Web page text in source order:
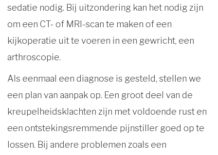
sedatie nodig. Bij uitzondering kan het nodig zijn
om een CT- of MRI-scan te maken of een
kijkoperatie uit te voeren in een gewricht, een
arthroscopie.
Als eenmaal een diagnose is gesteld, stellen we
een plan van aanpak op. Een groot deel van de
kreupelheidsklachten zijn met voldoende rust en
een ontstekingsremmende pijnstiller goed op te
lossen. Bij andere problemen zoals een